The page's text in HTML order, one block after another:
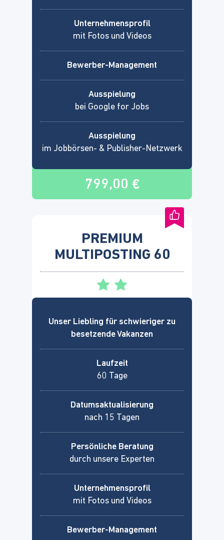
Unternehmensprofil
mit Fotos und Videos
Bewerber-Management
Ausspielung
bei Google for Jobs
Ausspielung
im Jobbörsen- & Publisher-Netzwerk
799,00 €
PREMIUM
MULTIPOSTING 60
Unser Liebling für schwieriger zu
besetzende Vakanzen
Laufzeit
60 Tage
Datumsaktualisierung
nach 15 Tagen
Persönliche Beratung
durch unsere Experten
Unternehmensprofil
mit Fotos und Videos
Bewerber-Management